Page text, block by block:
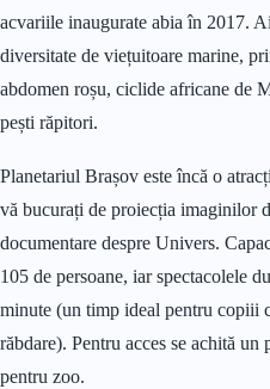
acvariile inaugurate abia în 2017.
diversitate de viețuitoare marine,
abdomen roșu, ciclide africane de
pești răpitori.
Planetariul Brașov este încă o
vă bucurați de proiecția imaginilor
documentare despre Univers.
105 de persoane, iar spectacolele
minute (un timp ideal pentru copiii
răbdare). Pentru acces se achită un
pentru zoo.